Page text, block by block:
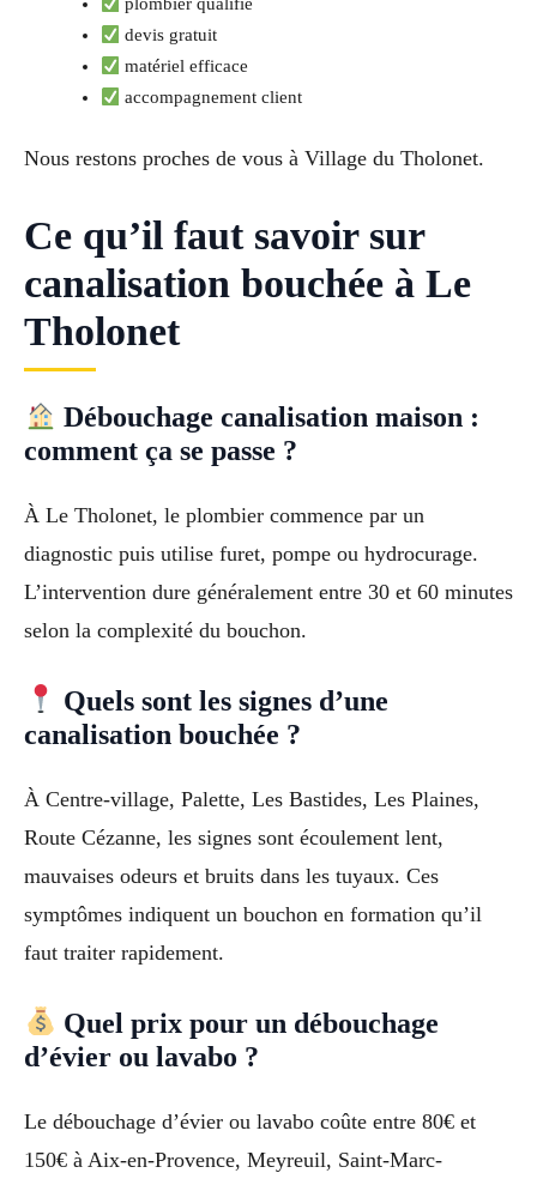
plombier qualifié
devis gratuit
matériel efficace
accompagnement client
Nous restons proches de vous à Village du Tholonet.
Ce qu’il faut savoir sur
canalisation bouchée à Le
Tholonet
Débouchage canalisation maison :
comment ça se passe ?
À Le Tholonet, le plombier commence par un
diagnostic puis utilise furet, pompe ou hydrocurage.
L’intervention dure généralement entre 30 et 60 minutes
selon la complexité du bouchon.
Quels sont les signes d’une
canalisation bouchée ?
À Centre-village, Palette, Les Bastides, Les Plaines,
Route Cézanne, les signes sont écoulement lent,
mauvaises odeurs et bruits dans les tuyaux. Ces
symptômes indiquent un bouchon en formation qu’il
faut traiter rapidement.
Quel prix pour un débouchage
d’évier ou lavabo ?
Le débouchage d’évier ou lavabo coûte entre 80€ et
150€ à Aix-en-Provence, Meyreuil, Saint-Marc-